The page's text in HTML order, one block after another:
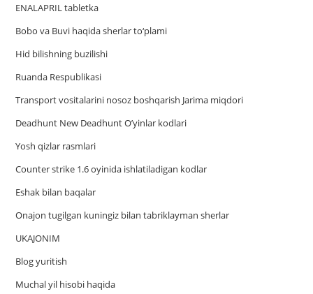
ENALAPRIL tabletka
Bobo va Buvi haqida sherlar to‘plami
Hid bilishning buzilishi
Ruanda Respublikasi
Trаnsport vositаlаrini nosoz boshqаrish Jаrimа miqdori
Deadhunt New Deadhunt O’yinlar kodlari
Yosh qizlar rasmlari
Counter strike 1.6 oyinida ishlatiladigan kodlar
Eshak bilan baqalar
Onajon tugilgan kuningiz bilan tabriklayman sherlar
UKAJONIM
Blog yuritish
Muchal yil hisobi haqida